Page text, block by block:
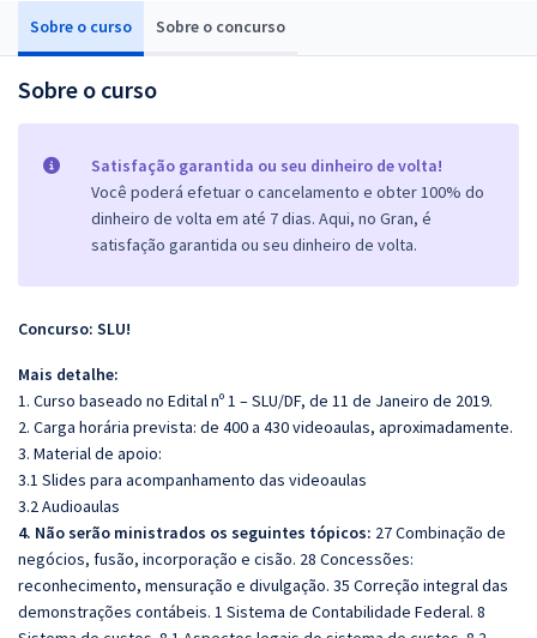
Sobre o curso Sobre o concurso
Sobre o curso
Satisfação garantida ou seu dinheiro de volta!
Você poderá efetuar o cancelamento e obter 100% do
dinheiro de volta em até 7 dias. Aqui, no Gran, é
satisfação garantida ou seu dinheiro de volta.
Concurso: SLU!
Mais detalhe:
1. Curso baseado no Edital nº 1 – SLU/DF, de 11 de Janeiro de 2019.
2. Carga horária prevista: de 400 a 430 videoaulas, aproximadamente.
3. Material de apoio:
3.1 Slides para acompanhamento das videoaulas
3.2 Audioaulas
4. Não serão ministrados os seguintes tópicos: 27 Combinação de
negócios, fusão, incorporação e cisão. 28 Concessões:
reconhecimento, mensuração e divulgação. 35 Correção integral das
demonstrações contábeis. 1 Sistema de Contabilidade Federal. 8